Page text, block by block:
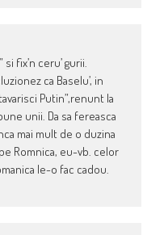
fix’n ceru’ gurii.
ca Baselu’, in
Putin”,renunt la
unii. Da sa fereasca
mai mult de o duzina
Romnica, eu-vb. celor
le-o fac cadou.